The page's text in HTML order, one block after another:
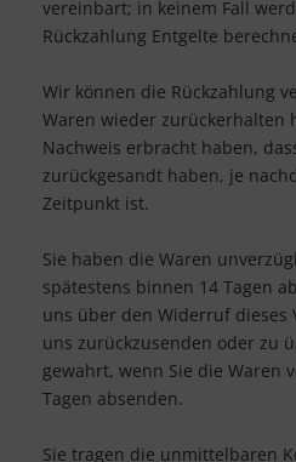
vereinbart; in keinem Fall
Rückzahlung Entgelte
Wir können die Rückzahlung
Waren wieder zurückerhalten
Nachweis erbracht haben,
zurückgesandt haben, je
Zeitpunkt ist.
Sie haben die Waren
spätestens binnen 14 Tagen
uns über den Widerruf dieses
uns zurückzusenden oder zu
gewahrt, wenn Sie die Waren
Tagen absenden.
Sie tragen die unmittelbaren